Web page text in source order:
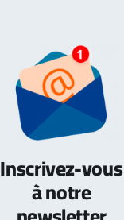
Inscrivez-vous
à notre